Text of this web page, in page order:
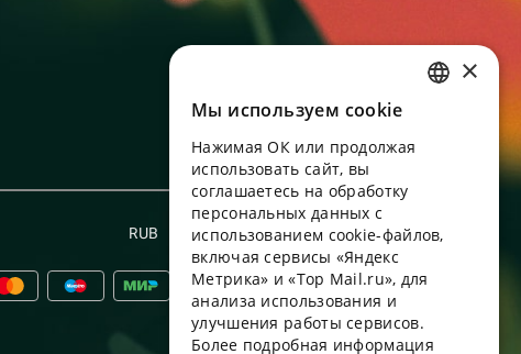
RUB Русский
ENGLISH
UKRAINIAN
PORTUGUESE
×
Мы используем сookie
Нажимая ОК или продолжая
использовать сайт, вы
соглашаетесь на обработку
персональных данных с
использованием cookie-файлов,
включая сервисы «Яндекс
Метрика» и «Top Mail.ru», для
анализа использования и
улучшения работы сервисов.
Более подробная информация